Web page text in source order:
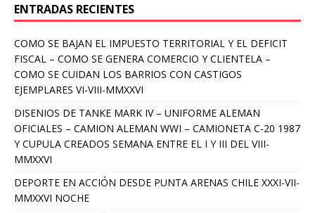
ENTRADAS RECIENTES
COMO SE BAJAN EL IMPUESTO TERRITORIAL Y EL DEFICIT
FISCAL – COMO SE GENERA COMERCIO Y CLIENTELA –
COMO SE CUIDAN LOS BARRIOS CON CASTIGOS
EJEMPLARES VI-VIII-MMXXVI
DISENIOS DE TANKE MARK IV – UNIFORME ALEMAN
OFICIALES – CAMION ALEMAN WWI – CAMIONETA C-20 1987
Y CUPULA CREADOS SEMANA ENTRE EL I Y III DEL VIII-
MMXXVI
DEPORTE EN ACCIÓN DESDE PUNTA ARENAS CHILE XXXI-VII-
MMXXVI NOCHE